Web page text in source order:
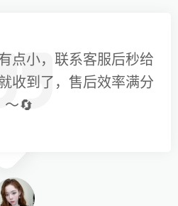
点小，联系客服后秒给
收到了，售后效率满分
～🔄